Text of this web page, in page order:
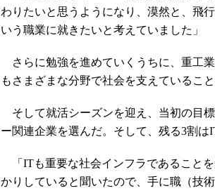
わりたいと思うようになり、漠然と、飛
いう職業に就きたいと考えていました」
さらに勉強を進めていくうちに、重工
もさまざまな分野で社会を支えていること
そして就活シーズンを迎え、当初の目
ー関連企業を選んだ。そして、残る3割は
「ITも重要な社会インフラであること
かりしていると聞いたので、手に職（技